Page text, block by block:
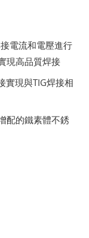
電流和電壓進行
現高品質焊接
實現與TIG焊接相
配的鐵素體不銹